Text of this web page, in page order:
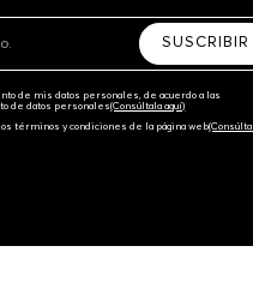
SUSCRIBIR
de mis datos personales, de acuerdo a las
de datos personales‎(Consúltala aquí)
términos y condiciones de la página web‎(Consúltal